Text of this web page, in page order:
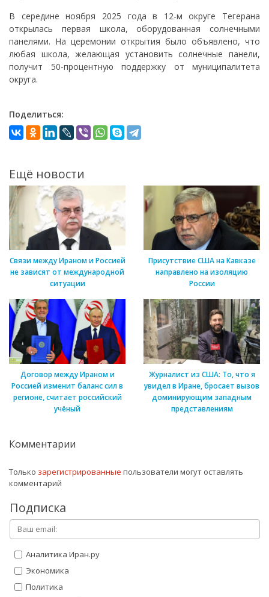
В середине ноября 2025 года в 12-м округе Тегерана
открылась первая школа, оборудованная солнечными
панелями. На церемонии открытия было объявлено, что
любая школа, желающая установить солнечные панели,
получит 50-процентную поддержку от муниципалитета
округа.
Поделиться:
Ещё новости
Связи между Ираном и Россией
не зависят от международной
ситуации
Присутствие США на Кавказе
направлено на изоляцию
России
Договор между Ираном и
Россией изменит баланс сил в
регионе, считает российский
учёный
Журналист из США: То, что я
увидел в Иране, бросает вызов
доминирующим западным
представлениям
Комментарии
Только зарегистрированные пользователи могут оставлять
комментарий
Подписка
Аналитика Иран.ру
Экономика
Политика